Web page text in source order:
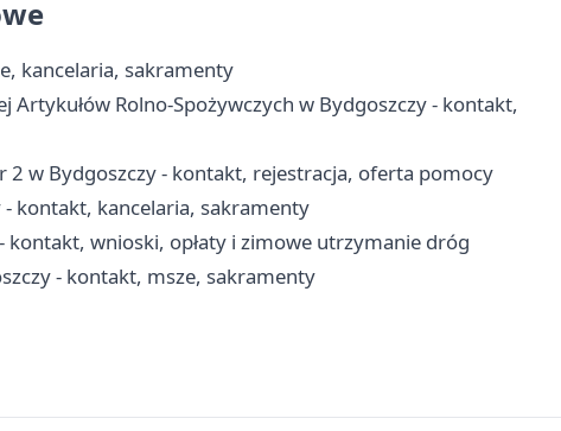
kancelaria, sakramenty
Rolno-Spożywczych w Bydgoszczy - kontakt,
2 w Bydgoszczy - kontakt, rejestracja, oferta pomocy
kontakt, kancelaria, sakramenty
wnioski, opłaty i zimowe utrzymanie dróg
- kontakt, msze, sakramenty